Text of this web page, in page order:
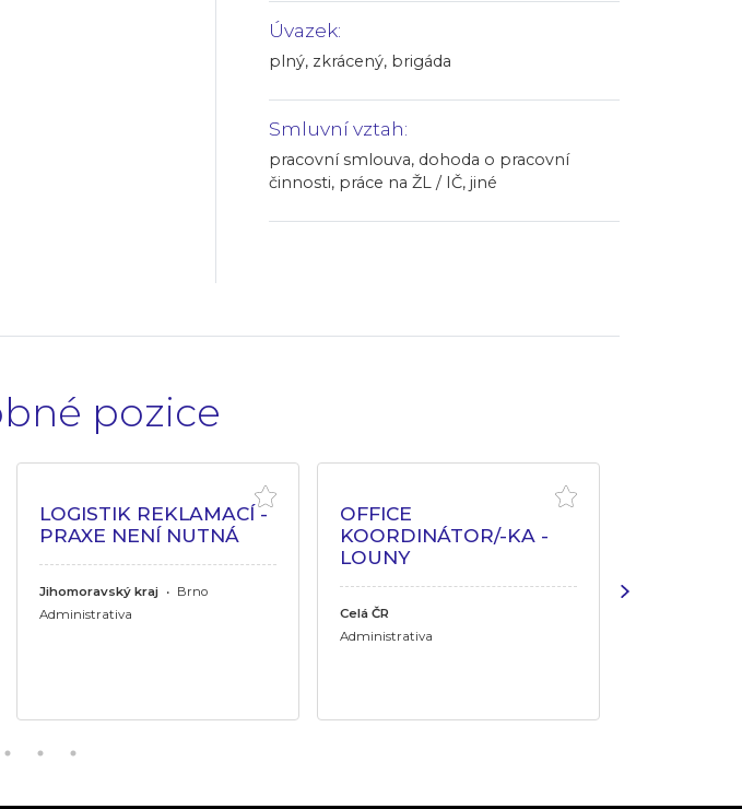
Úvazek:
plný, zkrácený, brigáda
Smluvní vztah:
pracovní smlouva, dohoda o pracovní
činnosti, práce na ŽL / IČ, jiné
pozice
LOGISTIK REKLAMACÍ -
PRAXE NENÍ NUTNÁ
Jihomoravský kraj • Brno
Administrativa
OFFICE
KOORDINÁTOR/-KA -
LOUNY
Celá ČR
Administrativa